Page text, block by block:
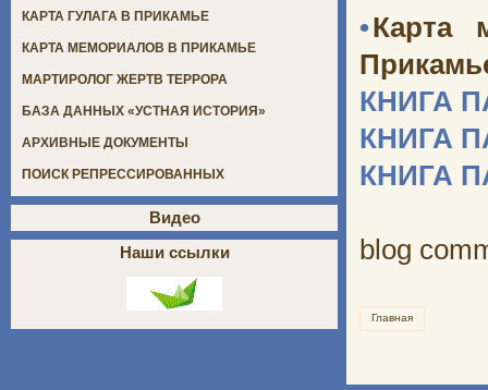
•Карта
КНИГА
КНИГА
КНИГА
blog
Главная
КАРТА ГУЛАГА В ПРИКАМЬЕ
КАРТА МЕМОРИАЛОВ В ПРИКАМЬЕ
МАРТИРОЛОГ ЖЕРТВ ТЕРРОРА
БАЗА ДАННЫХ «УСТНАЯ ИСТОРИЯ»
АРХИВНЫЕ ДОКУМЕНТЫ
ПОИСК РЕПРЕССИРОВАННЫХ
Видео
Наши ссылки